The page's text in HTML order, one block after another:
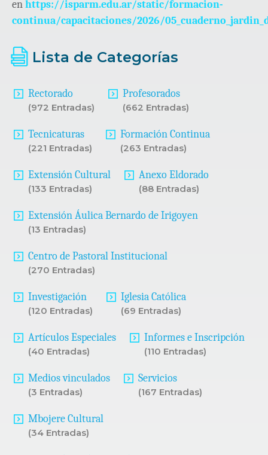
enhttps://isparm.edu.ar/static/formacion-
continua/capacitaciones/2026/
Lista de Categorías
Rectorado
(972 Entradas)
Profesorados
(662 Entradas)
Tecnicaturas
(221 Entradas)
Formación Continua
(263 Entradas)
Extensión Cultural
(133 Entradas)
Anexo Eldorado
(88 Entradas)
Extensión Áulica Bernardo de Irigoyen
(13 Entradas)
Centro de Pastoral Institucional
(270 Entradas)
Investigación
(120 Entradas)
Iglesia Católica
(69 Entradas)
Artículos Especiales
(40 Entradas)
Informes e Inscripción
(110 Entradas)
Medios vinculados
(3 Entradas)
Servicios
(167 Entradas)
Mbojere Cultural
(34 Entradas)